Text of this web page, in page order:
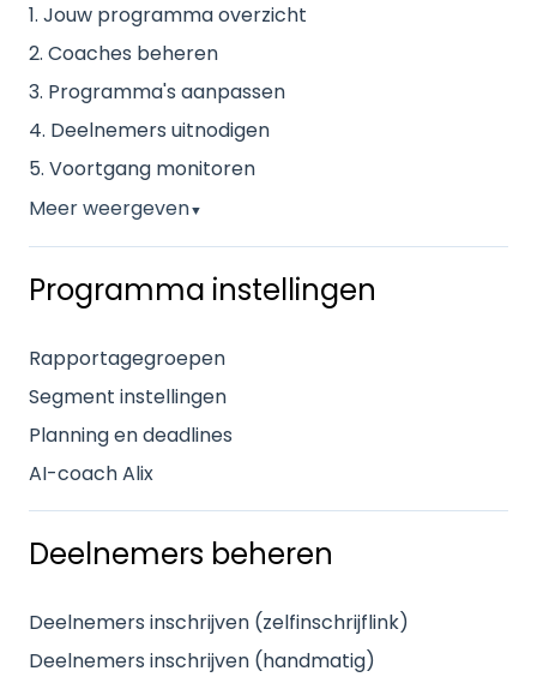
1. Jouw programma overzicht
2. Coaches beheren
3. Programma's aanpassen
4. Deelnemers uitnodigen
5. Voortgang monitoren
Meer weergeven▼
Programma instellingen
Rapportagegroepen
Segment instellingen
Planning en deadlines
AI-coach Alix
Deelnemers beheren
Deelnemers inschrijven (zelfinschrijflink)
Deelnemers inschrijven (handmatig)